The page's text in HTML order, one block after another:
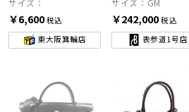
￥6,600税込
東大阪箕輪店
￥242,000税込
表参道1号店